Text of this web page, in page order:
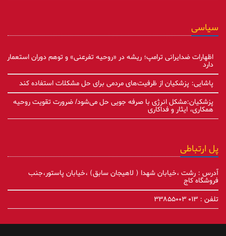
سیاسی
اظهارات ضدایرانی ترامپ؛ ریشه در «روحیه تفرعنی» و توهم دوران استعمار
دارد
پاشایی: پزشکیان از ظرفیت‌های مردمی برای حل مشکلات استفاده کند
پزشکیان:مشکل انرژی با صرفه جویی حل می‌شود/ ضرورت تقویت روحیه
همکاری، ایثار و فداکاری
پل ارتباطی
آدرس : رشت ،خیابان شهدا ( لاهیجان سابق) ،خیابان پاستور،جنب
فروشگاه کاج
تلفن : ۰۱۳ ۳۳۸۵۵۰۰۳